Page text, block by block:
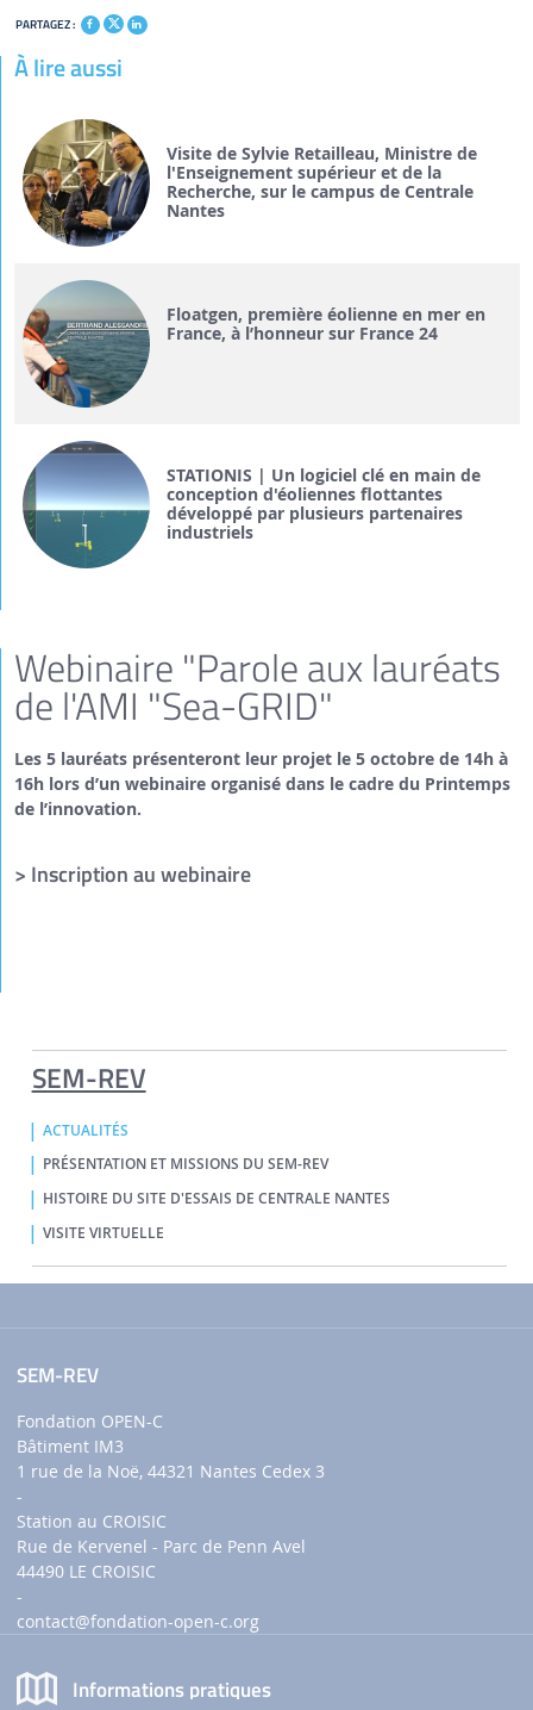
SEM-REV
ACTUALITÉS
PRÉSENTATION ET MISSIONS DU SEM-REV
HISTOIRE DU SITE D'ESSAIS DE CENTRALE NANTES
VISITE VIRTUELLE
PARTAGEZ :
À lire aussi
Visite de Sylvie Retailleau, Ministre de
l'Enseignement supérieur et de la
Recherche, sur le campus de Centrale
Nantes
Floatgen, première éolienne en mer en
France, à l’honneur sur France 24
STATIONIS | Un logiciel clé en main de
conception d'éoliennes flottantes
développé par plusieurs partenaires
industriels
Webinaire "Parole aux lauréats
de l'AMI "Sea-GRID"
Les 5 lauréats présenteront leur projet le 5 octobre de 14h à
16h lors d’un webinaire organisé dans le cadre du Printemps
de l’innovation.
> Inscription au webinaire
SEM-REV
Fondation OPEN-C
Bâtiment IM3
1 rue de la Noë, 44321 Nantes Cedex 3
-
Station au CROISIC
Rue de Kervenel - Parc de Penn Avel
44490 LE CROISIC
-
contact@fondation-open-c.org
Informations pratiques